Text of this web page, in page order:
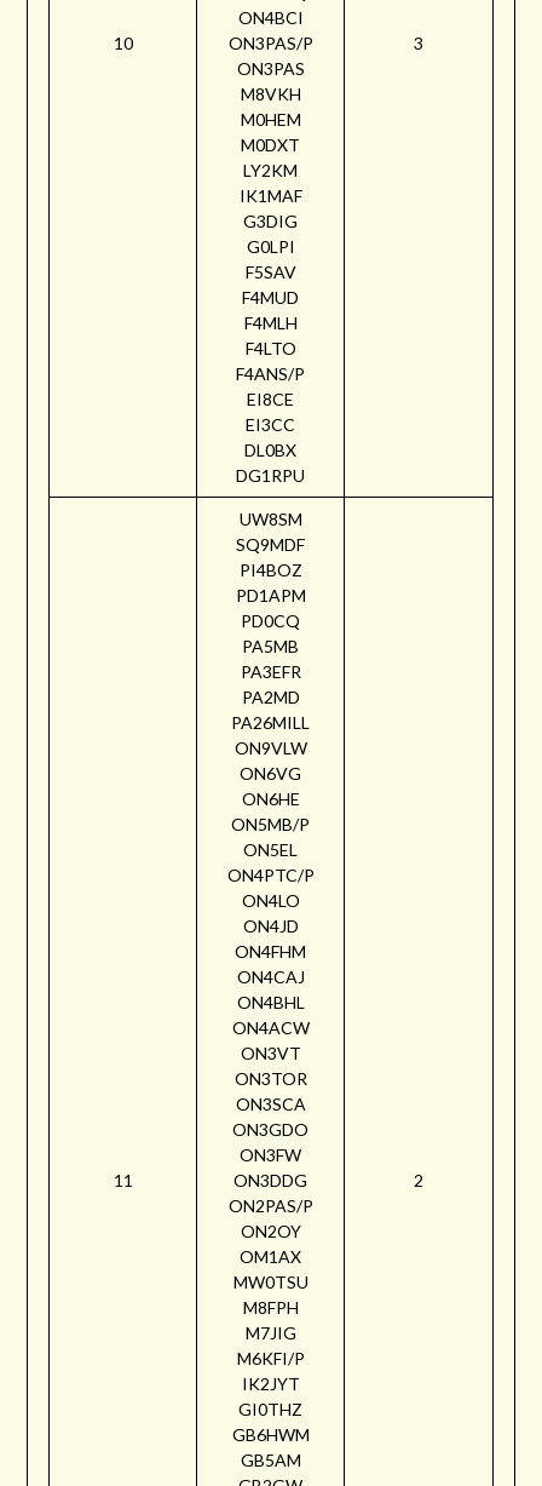
10
ON4BCI
ON3PAS/P
ON3PAS
M8VKH
M0HEM
M0DXT
LY2KM
IK1MAF
G3DIG
G0LPI
F5SAV
F4MUD
F4MLH
F4LTO
F4ANS/P
EI8CE
EI3CC
DL0BX
DG1RPU
3
11
UW8SM
SQ9MDF
PI4BOZ
PD1APM
PD0CQ
PA5MB
PA3EFR
PA2MD
PA26MILL
ON9VLW
ON6VG
ON6HE
ON5MB/P
ON5EL
ON4PTC/P
ON4LO
ON4JD
ON4FHM
ON4CAJ
ON4BHL
ON4ACW
ON3VT
ON3TOR
ON3SCA
ON3GDO
ON3FW
ON3DDG
ON2PAS/P
ON2OY
OM1AX
MW0TSU
M8FPH
M7JIG
M6KFI/P
IK2JYT
GI0THZ
GB6HWM
GB5AM
2